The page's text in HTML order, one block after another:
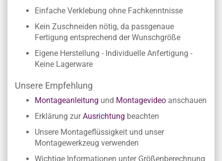
Einfache Verklebung ohne Fachkenntnisse
Kein Zuschneiden nötig, da passgenaue
Fertigung entsprechend der Wunschgröße
Eigene Herstellung - Individuelle Anfertigung -
Keine Lagerware
Unsere Empfehlung
Montageanleitung und Montagevideo anschauen
Erklärung zurAusrichtung beachten
Unsere Montageflüssigkeit und unser
Montagewerkzeug verwenden
Wichtige Informationen unter Größenberechnung